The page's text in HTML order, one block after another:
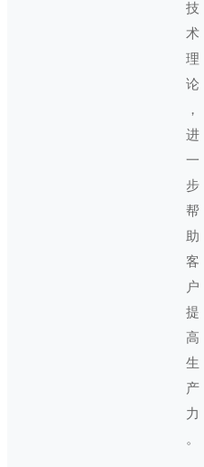
技
术
理
论
，
进
一
步
帮
助
客
户
提
高
生
产
力
。